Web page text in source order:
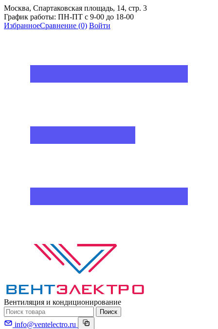
Москва, Спартаковская площадь, 14, стр. 3
График работы: ПН-ПТ с 9-00 до 18-00
ИзбранноеСравнение (0) Войти
Вентиляция и кондиционирование
Поиск
info@ventelectro.ru